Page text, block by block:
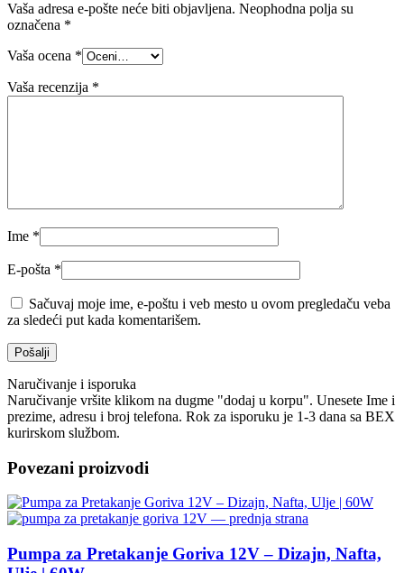
Vaša adresa e-pošte neće biti objavljena. Neophodna polja su
označena *
Vaša ocena *
Vaša recenzija *
Ime *
E-pošta *
Sačuvaj moje ime, e-poštu i veb mesto u ovom pregledaču veba
za sledeći put kada komentarišem.
Naručivanje i isporuka
Naručivanje vršite klikom na dugme "dodaj u korpu". Unesete Ime i
prezime, adresu i broj telefona. Rok za isporuku je 1-3 dana sa BEX
kurirskom službom.
Povezani proizvodi
Pumpa za Pretakanje Goriva 12V – Dizajn, Nafta,